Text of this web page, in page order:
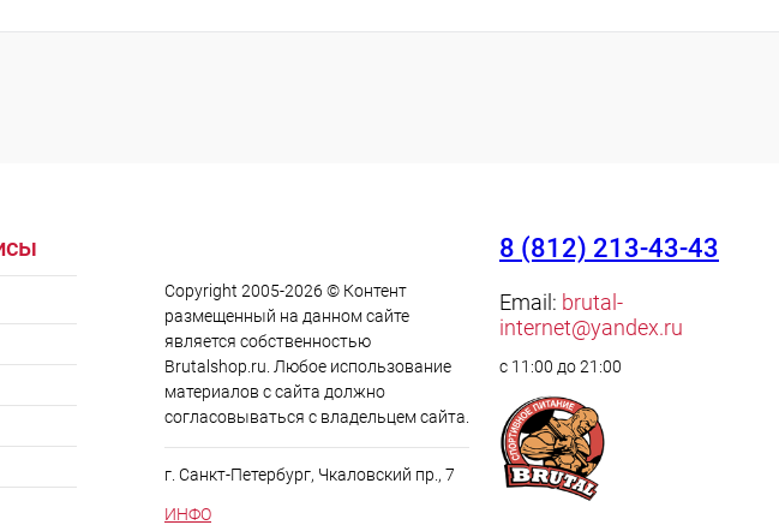
Copyright 2005-2026 © Контент
размещенный на данном сайте
является cобственностью
Brutalshop.ru. Любое использование
материалов с сайта должно
согласовываться с владельцем сайта.
г. Санкт-Петербург, Чкаловский пр., 7
ИНФО
8 (812) 213-43-43
Email: brutal-
internet@yandex.ru
с 11:00 до 21:00